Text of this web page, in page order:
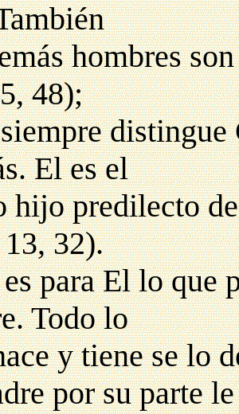
hombres
48);
El es el
hijo predilecto
32).
para El lo que
Todo lo
y tiene se lo
por su parte